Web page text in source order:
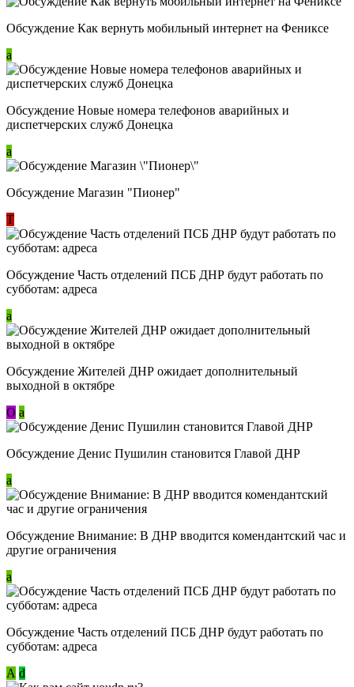
Обсуждение Как вернуть мобильный интернет на Фениксе
a
Обсуждение Новые номера телефонов аварийных и
диспетчерских служб Донецка
a
Обсуждение Магазин "Пионер"
Т
Обсуждение Часть отделений ПСБ ДНР будут работать по
субботам: адреса
a
Обсуждение Жителей ДНР ожидает дополнительный
выходной в октябре
О a
Обсуждение Денис Пушилин становится Главой ДНР
a
Обсуждение Внимание: В ДНР вводится комендантский час и
другие ограничения
a
Обсуждение Часть отделений ПСБ ДНР будут работать по
субботам: адреса
А d